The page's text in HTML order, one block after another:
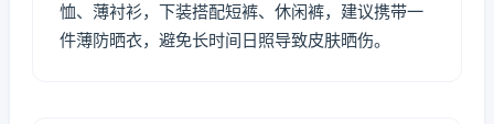
恤、薄衬衫，下装搭配短裤、休闲裤，建议携带一
件薄防晒衣，避免长时间日照导致皮肤晒伤。